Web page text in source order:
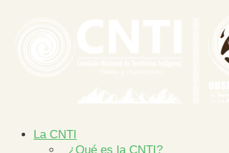
La CNTI
¿Qué es la CNTI?